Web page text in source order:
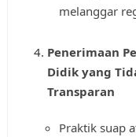
melanggar
Penerimaan
Didik yang
Transparan
Praktik suap